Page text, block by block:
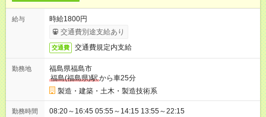
給与
時給1800円
交通費別途支給あり
交通費 交通費規定内支給
勤務地
福島県福島市
福島(福島県)駅から車25分
製造・建築・土木・製造技術系
勤務時間 08:20～16:45 05:55～14:15 13:55～22:15